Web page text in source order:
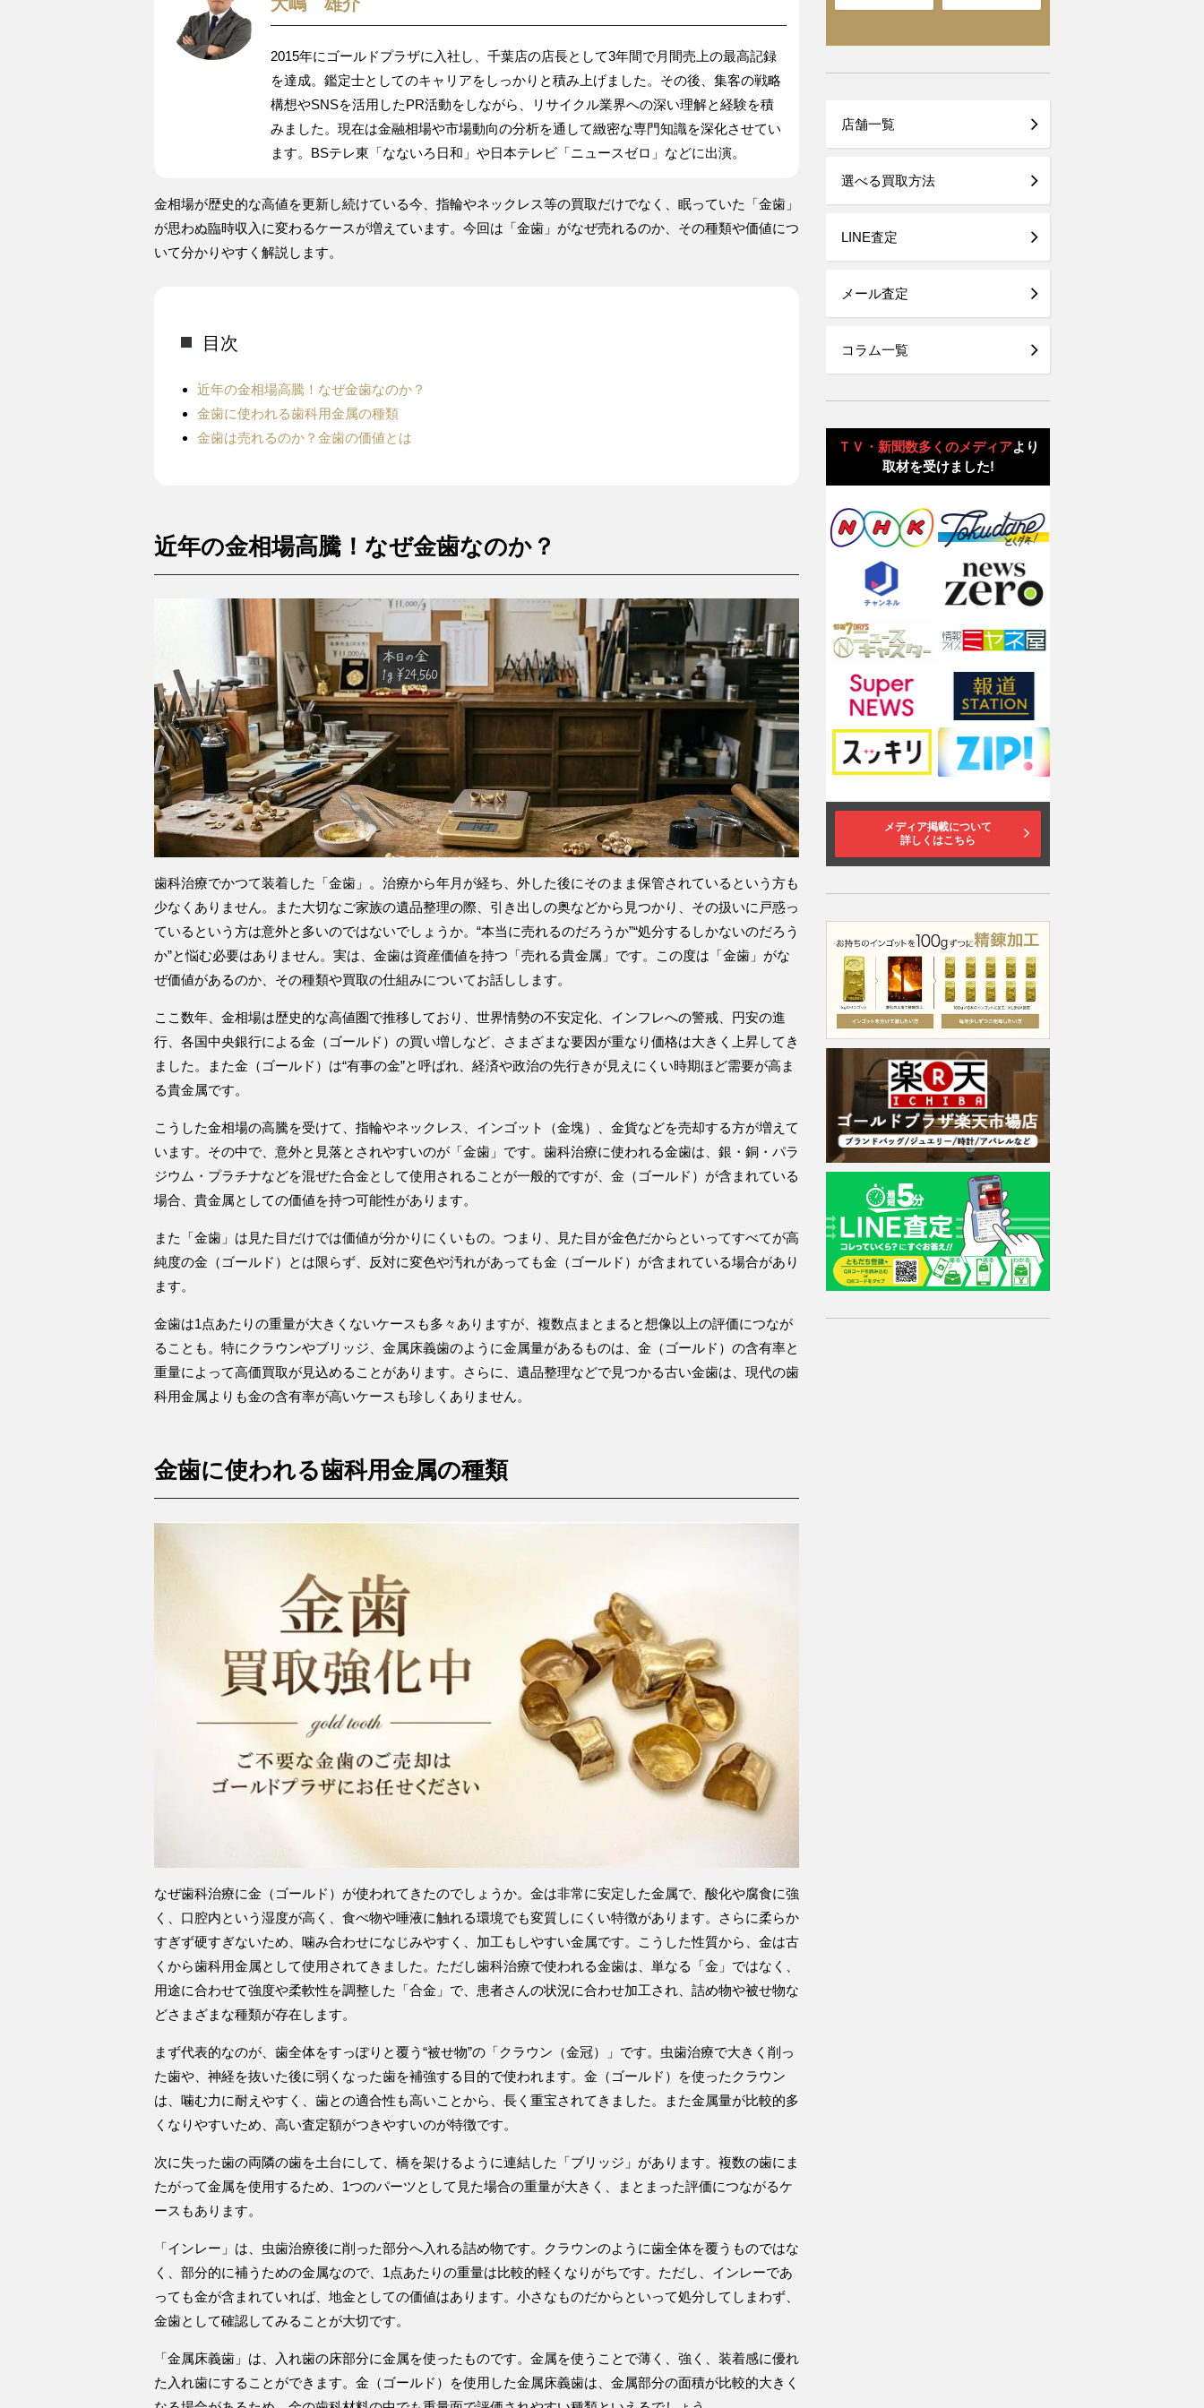
2015年にゴールドプラザに入社し、千葉店の店長として3年間で月間売上の最高記録
を達成。鑑定士としてのキャリアをしっかりと積み上げました。その後、集客の戦略
構想やSNSを活用したPR活動をしながら、リサイクル業界への深い理解と経験を積
みました。現在は金融相場や市場動向の分析を通して緻密な専門知識を深化させてい
ます。BSテレ東「なないろ日和」や日本テレビ「ニュースゼロ」などに出演。
金相場が歴史的な高値を更新し続けている今、指輪やネックレス等の買取だけでなく、眠っていた「金歯」
が思わぬ臨時収入に変わるケースが増えています。今回は「金歯」がなぜ売れるのか、その種類や価値につ
いて分かりやすく解説します。
目次
近年の金相場高騰！なぜ金歯なのか？
金歯に使われる歯科用金属の種類
金歯は売れるのか？金歯の価値とは
近年の金相場高騰！なぜ金歯なのか？
歯科治療でかつて装着した「金歯」。治療から年月が経ち、外した後にそのまま保管されているという方も
少なくありません。また大切なご家族の遺品整理の際、引き出しの奥などから見つかり、その扱いに戸惑っ
ているという方は意外と多いのではないでしょうか。“本当に売れるのだろうか”“処分するしかないのだろう
か”と悩む必要はありません。実は、金歯は資産価値を持つ「売れる貴金属」です。この度は「金歯」がな
ぜ価値があるのか、その種類や買取の仕組みについてお話しします。
ここ数年、金相場は歴史的な高値圏で推移しており、世界情勢の不安定化、インフレへの警戒、円安の進
行、各国中央銀行による金（ゴールド）の買い増しなど、さまざまな要因が重なり価格は大きく上昇してき
ました。また金（ゴールド）は“有事の金”と呼ばれ、経済や政治の先行きが見えにくい時期ほど需要が高ま
る貴金属です。
こうした金相場の高騰を受けて、指輪やネックレス、インゴット（金塊）、金貨などを売却する方が増えて
います。その中で、意外と見落とされやすいのが「金歯」です。歯科治療に使われる金歯は、銀・銅・パラ
ジウム・プラチナなどを混ぜた合金として使用されることが一般的ですが、金（ゴールド）が含まれている
場合、貴金属としての価値を持つ可能性があります。
また「金歯」は見た目だけでは価値が分かりにくいもの。つまり、見た目が金色だからといってすべてが高
純度の金（ゴールド）とは限らず、反対に変色や汚れがあっても金（ゴールド）が含まれている場合があり
ます。
金歯は1点あたりの重量が大きくないケースも多々ありますが、複数点まとまると想像以上の評価につなが
ることも。特にクラウンやブリッジ、金属床義歯のように金属量があるものは、金（ゴールド）の含有率と
重量によって高価買取が見込めることがあります。さらに、遺品整理などで見つかる古い金歯は、現代の歯
科用金属よりも金の含有率が高いケースも珍しくありません。
金歯に使われる歯科用金属の種類
なぜ歯科治療に金（ゴールド）が使われてきたのでしょうか。金は非常に安定した金属で、酸化や腐食に強
く、口腔内という湿度が高く、食べ物や唾液に触れる環境でも変質しにくい特徴があります。さらに柔らか
すぎず硬すぎないため、噛み合わせになじみやすく、加工もしやすい金属です。こうした性質から、金は古
くから歯科用金属として使用されてきました。ただし歯科治療で使われる金歯は、単なる「金」ではなく、
用途に合わせて強度や柔軟性を調整した「合金」で、患者さんの状況に合わせ加工され、詰め物や被せ物な
どさまざまな種類が存在します。
まず代表的なのが、歯全体をすっぽりと覆う“被せ物”の「クラウン（金冠）」です。虫歯治療で大きく削っ
た歯や、神経を抜いた後に弱くなった歯を補強する目的で使われます。金（ゴールド）を使ったクラウン
は、噛む力に耐えやすく、歯との適合性も高いことから、長く重宝されてきました。また金属量が比較的多
くなりやすいため、高い査定額がつきやすいのが特徴です。
次に失った歯の両隣の歯を土台にして、橋を架けるように連結した「ブリッジ」があります。複数の歯にま
たがって金属を使用するため、1つのパーツとして見た場合の重量が大きく、まとまった評価につながるケ
ースもあります。
「インレー」は、虫歯治療後に削った部分へ入れる詰め物です。クラウンのように歯全体を覆うものではな
く、部分的に補うための金属なので、1点あたりの重量は比較的軽くなりがちです。ただし、インレーであ
っても金が含まれていれば、地金としての価値はあります。小さなものだからといって処分してしまわず、
金歯として確認してみることが大切です。
「金属床義歯」は、入れ歯の床部分に金属を使ったものです。金属を使うことで薄く、強く、装着感に優れ
た入れ歯にすることができます。金（ゴールド）を使用した金属床義歯は、金属部分の面積が比較的大きく
店舗一覧
選べる買取方法
LINE査定
メール査定
コラム一覧
ＴＶ・新聞数多くのメディアより
取材を受けました!
メディア掲載について
詳しくはこちら